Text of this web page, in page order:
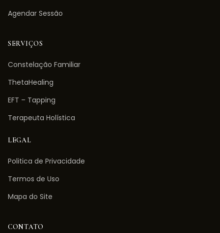
Agendar Sessão
SERVIÇOS
Constelação Familiar
ThetaHealing
EFT – Tapping
Terapeuta Holística
LEGAL
Politica de Privacidade
Termos de Uso
Mapa do Site
CONTATO